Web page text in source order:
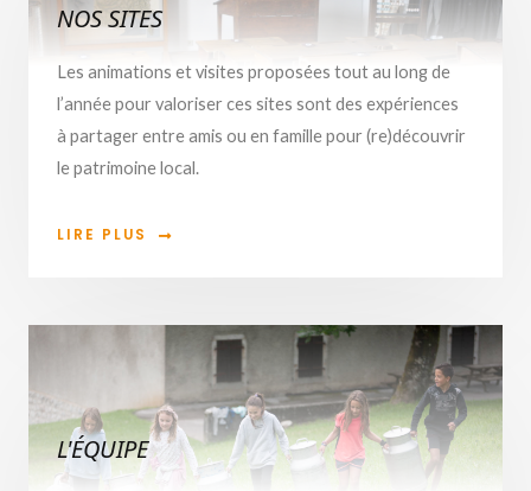
NOS SITES
Les animations et visites proposées tout au long de
l’année pour valoriser ces sites sont des expériences
à partager entre amis ou en famille pour (re)découvrir
le patrimoine local.
LIRE PLUS
L'ÉQUIPE